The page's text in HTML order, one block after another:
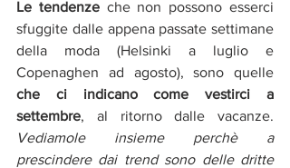
Le tendenze che non possono esserci
sfuggite dalle appena passate settimane
della moda (Helsinki a luglio e
Copenaghen ad agosto), sono quelle
che ci indicano come vestirci a
settembre, al ritorno dalle vacanze.
Vediamole insieme perchè a
prescindere dai trend sono delle dritte